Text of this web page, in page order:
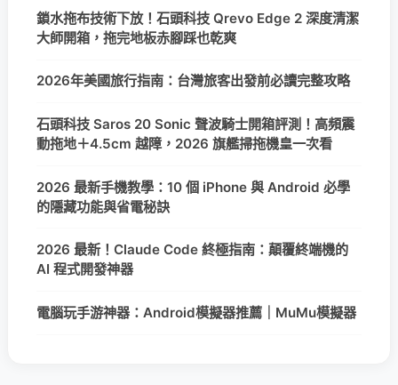
鎖水拖布技術下放！石頭科技 Qrevo Edge 2 深度清潔
大師開箱，拖完地板赤腳踩也乾爽
2026年美國旅行指南：台灣旅客出發前必讀完整攻略
石頭科技 Saros 20 Sonic 聲波騎士開箱評測！高頻震
動拖地＋4.5cm 越障，2026 旗艦掃拖機皇一次看
2026 最新手機教學：10 個 iPhone 與 Android 必學
的隱藏功能與省電秘訣
2026 最新！Claude Code 終極指南：顛覆終端機的
AI 程式開發神器
電腦玩手游神器：Android模擬器推薦｜MuMu模擬器